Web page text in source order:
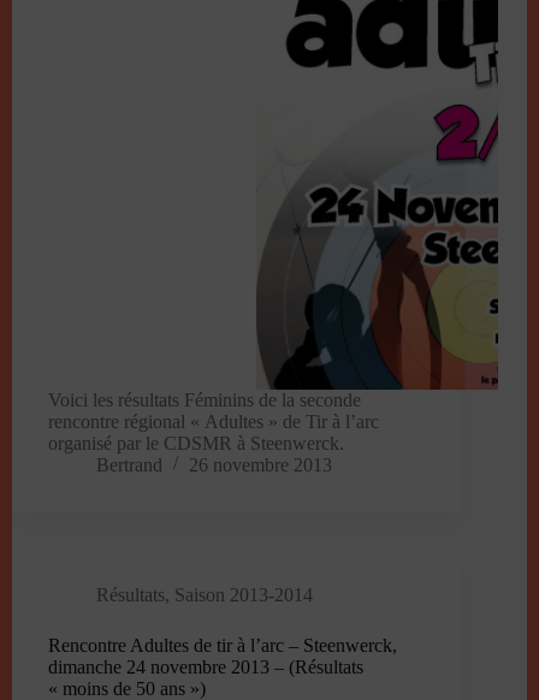
Voici les résultats Féminins de la seconde
rencontre régional « Adultes » de Tir à l’arc
organisé par le CDSMR à Steenwerck.
Bertrand
26 novembre 2013
Résultats, Saison 2013-2014
Rencontre Adultes de tir à l’arc – Steenwerck,
dimanche 24 novembre 2013 – (Résultats
« moins de 50 ans »)